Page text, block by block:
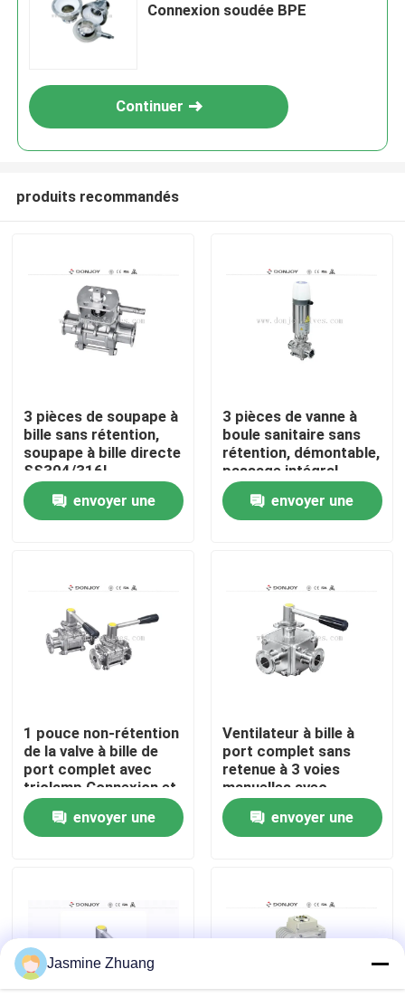
À la maison
vidéos
À propos de nous
Contrôle de la qualité
Nous contacter
Demandez un devis
Connexion soudée BPE
Continuer
produits recommandés
3 pièces de soupape à
bille sans rétention,
soupape à bille directe
SS304/316L
envoyer une
3 pièces de vanne à
boule sanitaire sans
rétention, démontable,
passage intégral,
SS316L, 2 POUCES
envoyer une
1 pouce non-rétention
de la valve à bille de
port complet avec
triclamp Connexion et
montage ISO
envoyer une
Ventilateur à bille à
port complet sans
retenue à 3 voies
manuelles avec
poignée en plastique
envoyer une
Jasmine Zhuang